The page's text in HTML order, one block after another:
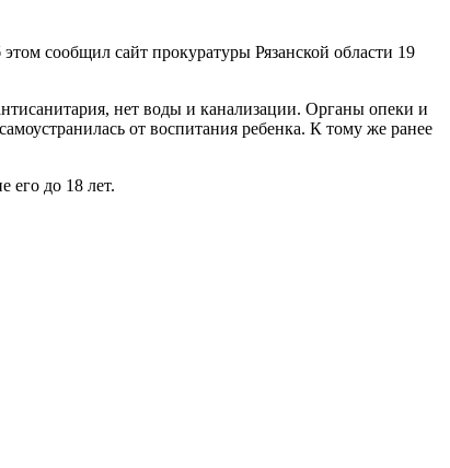
сообщил сайт прокуратуры Рязанской области 19
нет воды и канализации. Органы опеки и
от воспитания ребенка. К тому же ранее
его до 18 лет.